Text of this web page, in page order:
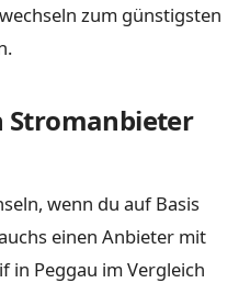
zum günstigsten
Stromanbieter
wenn du auf Basis
einen Anbieter mit
in Peggau im Vergleich